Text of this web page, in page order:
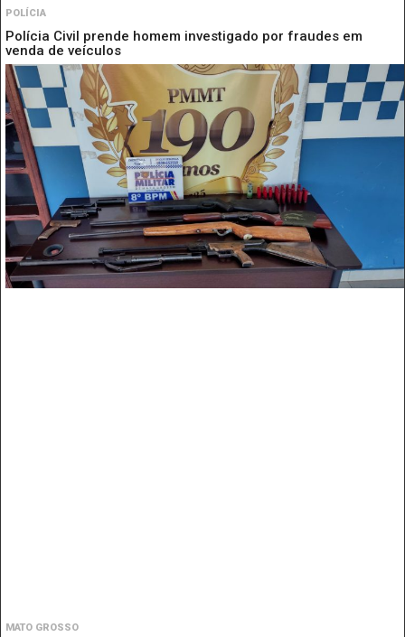
POLÍCIA
Polícia Civil prende homem investigado por fraudes em
venda de veículos
MATO GROSSO